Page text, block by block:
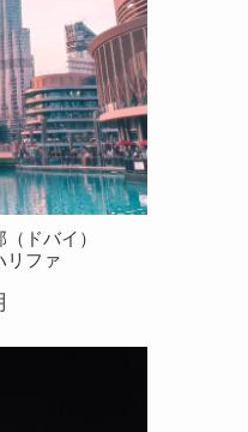
ドバイ）
リファ